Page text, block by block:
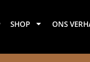
SHOP ONS